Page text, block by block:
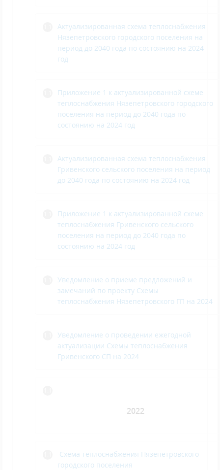
Актуализированная схема теплоснабжения
Нязепетровского городского поселения на
период до 2040 года по состоянию на 2024
год
Приложение 1 к актуализированной схеме
теплоснабжения Нязепетровского городского
поселения на период до 2040 года по
состоянию на 2024 год
Актуализированная схема теплоснабжения
Гривенского сельского поселения на период
до 2040 года по состоянию на 2024 год
Приложение 1 к актуализированной схеме
теплоснабжения Гривенского сельского
поселения на период до 2040 года по
состоянию на 2024 год
Уведомление о приеме предложений и
замечаний по проекту Схемы
теплоснабжения Нязепетровского ГП на 2024
Уведомление о проведении ежегодной
актуализации Схемы теплоснабжения
Гривенского СП на 2024
2022
Схема теплоснабжения Нязепетровского
городского поселения